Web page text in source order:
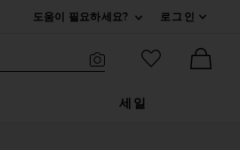
도움이 필요하세요?
로그인
검색하기
즐겨찾기 아
세일